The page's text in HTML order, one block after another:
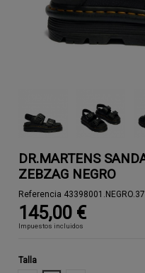
DR.MARTENS
ZEBZAG NEGRO
Referencia 43398001.NEGRO.37
145,00 €
Impuestos incluidos
Talla